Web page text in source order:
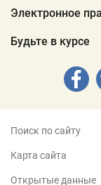
Электронное
Будьте в курсе
Поиск по сайту
Карта сайта
Открытые данные